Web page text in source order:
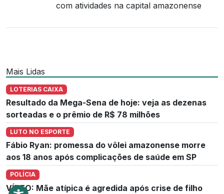
com atividades na capital amazonense
Mais Lidas
LOTERIAS CAIXA
Resultado da Mega-Sena de hoje: veja as dezenas
sorteadas e o prêmio de R$ 78 milhões
LUTO NO ESPORTE
Fábio Ryan: promessa do vôlei amazonense morre
aos 18 anos após complicações de saúde em SP
POLÍCIA
VÍDEO: Mãe atípica é agredida após crise de filho